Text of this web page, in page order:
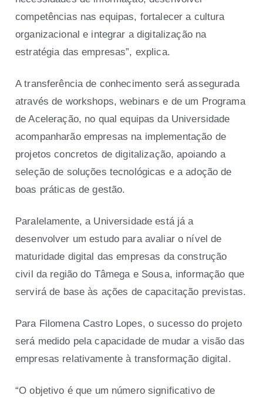
competências nas equipas, fortalecer a cultura
organizacional e integrar a digitalização na
estratégia das empresas”, explica.
A transferência de conhecimento será assegurada
através de workshops, webinars e de um Programa
de Aceleração, no qual equipas da Universidade
acompanharão empresas na implementação de
projetos concretos de digitalização, apoiando a
seleção de soluções tecnológicas e a adoção de
boas práticas de gestão.
Paralelamente, a Universidade está já a
desenvolver um estudo para avaliar o nível de
maturidade digital das empresas da construção
civil da região do Tâmega e Sousa, informação que
servirá de base às ações de capacitação previstas.
Para Filomena Castro Lopes, o sucesso do projeto
será medido pela capacidade de mudar a visão das
empresas relativamente à transformação digital.
“O objetivo é que um número significativo de